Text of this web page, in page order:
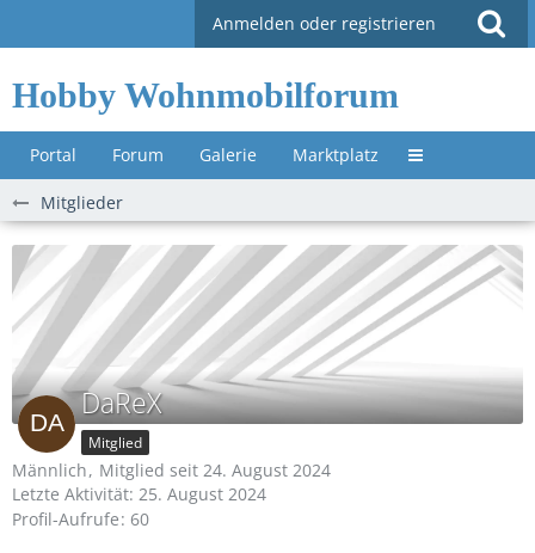
Anmelden oder registrieren
Hobby Wohnmobilforum
Portal Forum Galerie Marktplatz Untermenü »
Mitglieder
DaReX
Mitglied
Männlich
Mitglied seit 24. August 2024
Letzte Aktivität: 25. August 2024
Profil-Aufrufe 60